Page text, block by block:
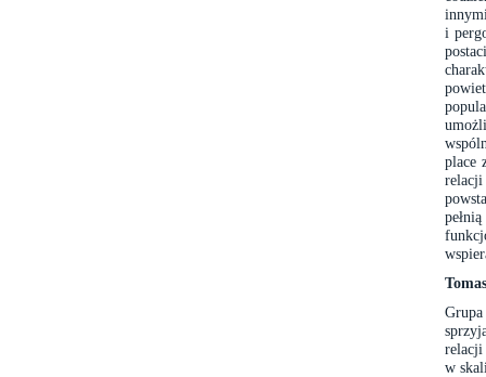
i
place
relacji
w